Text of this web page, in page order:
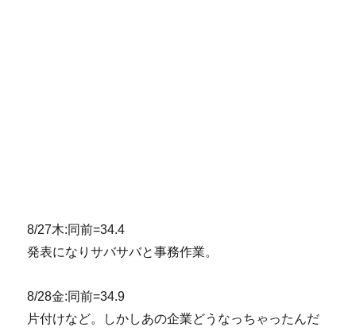
8/27木:同前=34.4
発表になりサバサバと事務作業。
8/28金:同前=34.9
片付けなど。しかしあの企業どうなっちゃったんだ